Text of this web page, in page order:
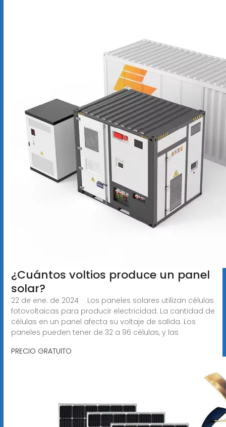
¿Cuántos voltios produce un panel
solar?
22 de ene. de 2024 · Los paneles solares utilizan células
fotovoltaicas para producir electricidad. La cantidad de
células en un panel afecta su voltaje de salida. Los
paneles pueden tener de 32 a 96 células, y las
PRECIO GRATUITO